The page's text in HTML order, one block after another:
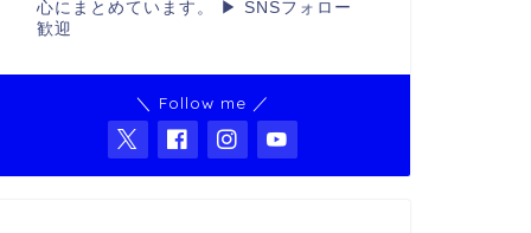
心にまとめています。 ▶ SNSフォロー
歓迎
＼ Follow me ／